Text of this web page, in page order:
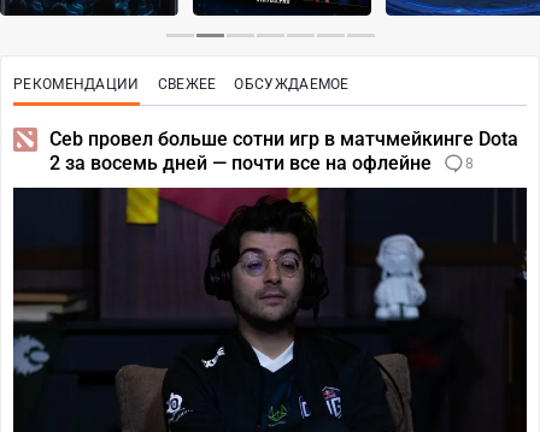
РЕКОМЕНДАЦИИ СВЕЖЕЕ ОБСУЖДАЕМОЕ
Ceb провел больше сотни игр в матчмейкинге Dota
2 за восемь дней — почти все на офлейне
8